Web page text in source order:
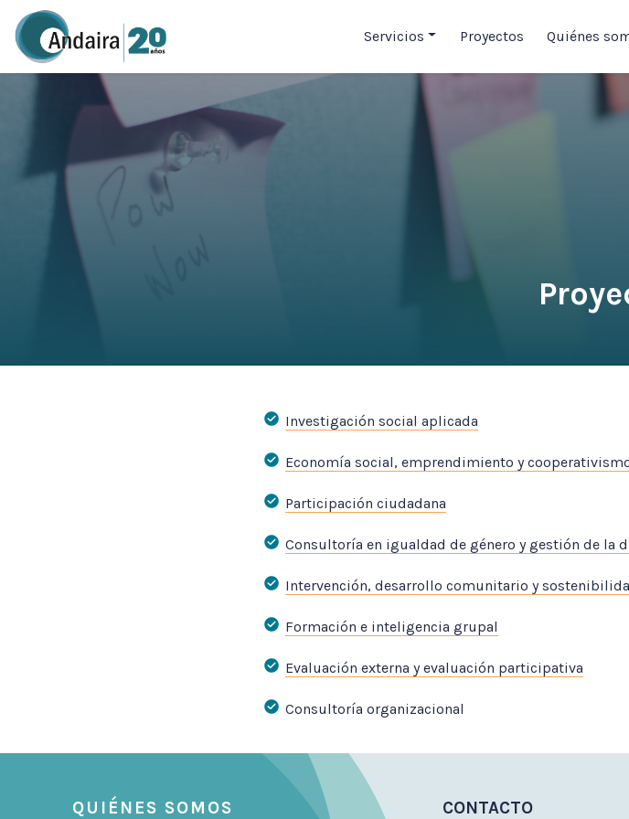
Servicios Proyectos Quiénes
Investigación social aplicada
Economía social, emprendimiento y
Participación ciudadana
Consultoría en igualdad de género y gestión de la
Intervención, desarrollo comunitario y
Formación e inteligencia grupal
Evaluación externa y evaluación participativa
Consultoría organizacional
QUIÉNES SOMOS CONTACTO